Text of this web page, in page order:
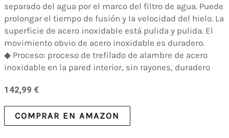
separado del agua por el marco del filtro de agua. Puede
prolongar el tiempo de fusión y la velocidad del hielo. La
superficie de acero inoxidable está pulida y pulida. El
movimiento obvio de acero inoxidable es duradero.
◆ Proceso: proceso de trefilado de alambre de acero
inoxidable en la pared interior, sin rayones, duradero
142,99 €
COMPRAR EN AMAZON